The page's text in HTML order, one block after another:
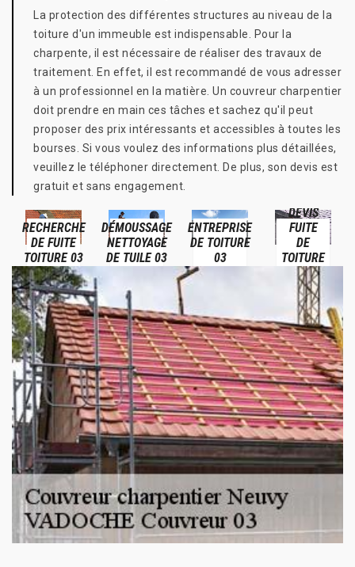
La protection des différentes structures au niveau de la
toiture d'un immeuble est indispensable. Pour la
charpente, il est nécessaire de réaliser des travaux de
traitement. En effet, il est recommandé de vous adresser
à un professionnel en la matière. Un couvreur charpentier
doit prendre en main ces tâches et sachez qu'il peut
proposer des prix intéressants et accessibles à toutes les
bourses. Si vous voulez des informations plus détaillées,
veuillez le téléphoner directement. De plus, son devis est
gratuit et sans engagement.
RECHERCHE
DE FUITE
TOITURE 03
DÉMOUSSAGE
NETTOYAGE
DE TUILE 03
ENTREPRISE
DE TOITURE
03
DEVIS
FUITE
DE
TOITURE
03